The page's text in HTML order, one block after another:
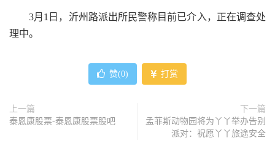
3月1日，沂州路派出所民警称目前已介入，正在调查处
理中。
赞(0) 打赏
上一篇
泰恩康股票-泰恩康股票股吧
下一篇
孟菲斯动物园将为丫丫举办告别
派对：祝愿丫丫旅途安全